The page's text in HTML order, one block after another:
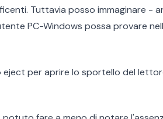
Tuttavia posso immaginare -
PC-Windows possa provare
per aprire lo sportello del